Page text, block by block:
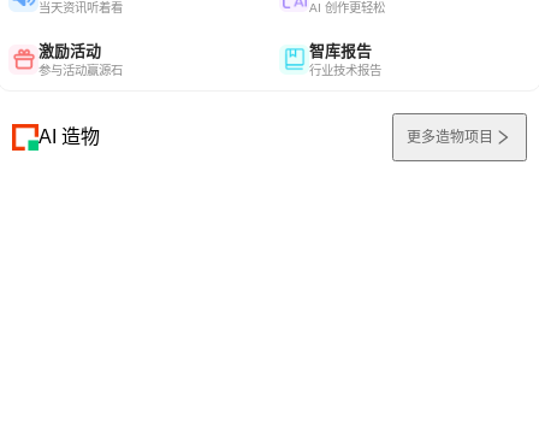
当天资讯听着看 AI 创作更轻松
激励活动
参与活动赢源石
智库报告
行业技术报告
AI 造物 更多造物项目